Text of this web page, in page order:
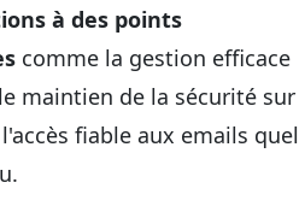
à des points
comme la gestion efficace
maintien de la sécurité sur
fiable aux emails quel